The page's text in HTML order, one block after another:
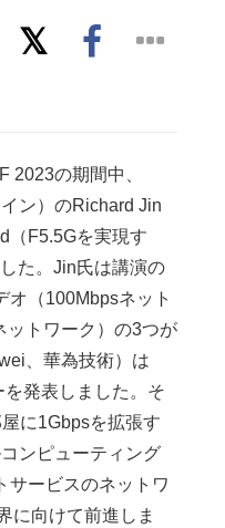
2023の期間中、
ン）のRichard Jin
（F5.5Gを実現す
た。Jin氏は講演の
オ（100Mbpsネット
ットワーク）の3つが
、華為技術）は
発表しました。そ
に1Gbpsを拡張す
ンピューティング
サービスのネットワ
に向けて前進しま